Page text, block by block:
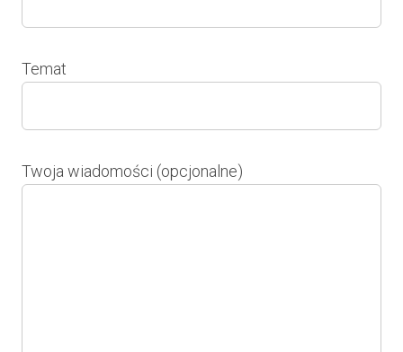
Temat
Twoja wiadomości (opcjonalne)